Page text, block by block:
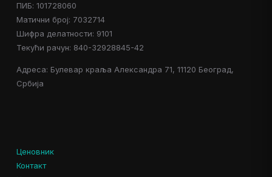
ПИБ: 101728060
Матични број: 7032714
Шифра делатности: 9101
Текући рачун: 840-32928845-42
Адреса: Булевар краља Александра 71, 11120 Београд,
Србија
Ценовник
Контакт